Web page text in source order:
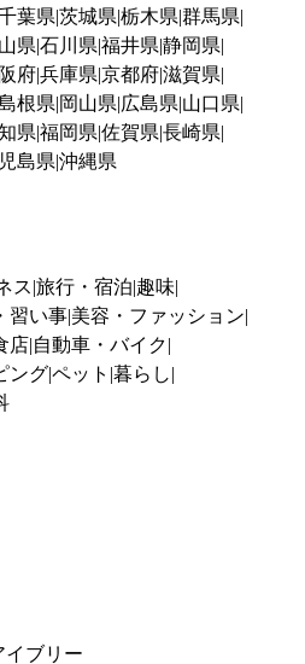
葉県 茨城県 栃木県 群馬県
県 石川県 福井県 静岡県
府兵庫県 京都府滋賀県
根県 岡山県 広島県 山口県
県 福岡県 佐賀県 長崎県
島県 沖縄県
ス 旅行・宿泊 趣味
習い事 美容・ファッション
店 自動車・バイク
ングペット 暮らし
イブリー